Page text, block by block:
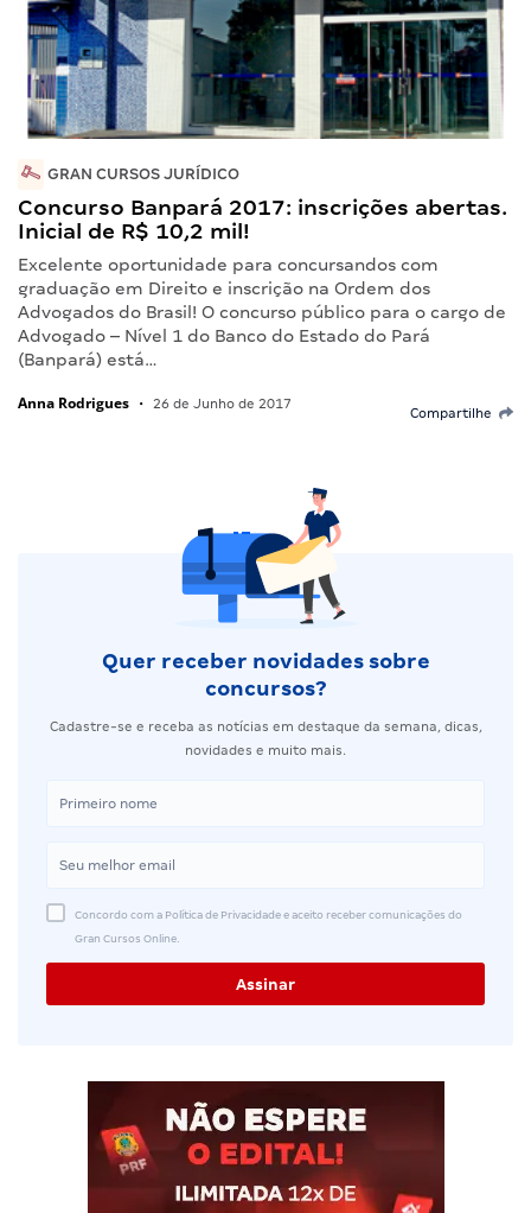
GRAN CURSOS JURÍDICO
Concurso Banpará 2017: inscrições abertas.
Inicial de R$ 10,2 mil!
Excelente oportunidade para concursandos com
graduação em Direito e inscrição na Ordem dos
Advogados do Brasil! O concurso público para o cargo de
Advogado – Nível 1 do Banco do Estado do Pará
(Banpará) está…
Anna Rodrigues • 26 de Junho de 2017
Compartilhe
Quer receber novidades sobre
concursos?
Cadastre-se e receba as notícias em destaque da semana, dicas,
novidades e muito mais.
Concordo com a Política de Privacidade e aceito receber comunicações do
Gran Cursos Online.